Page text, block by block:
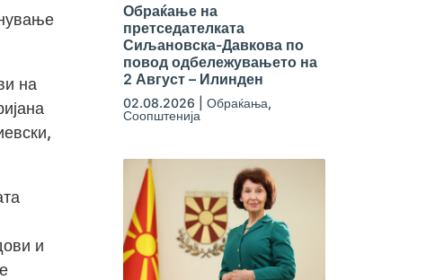
на
и
Обраќање на
претседателката
Сиљановска-Давкова по
повод одбележувањето на
2 Август – Илинден
02.08.2026 Обраќања,
Соопштенија